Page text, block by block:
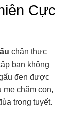
Cực
chân thực
bạn không
đen được
mẹ chăm con,
trong tuyết.